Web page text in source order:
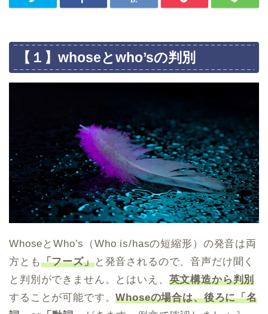
【１】whoseとwho’sの判別
WhoseとWho’s（Who is/hasの短縮形）の発音は両
方とも「フーズ」と発音されるので、音声だけ聞く
と判別ができません。とはいえ、 英文構造から判別
することが可能です。Whoseの場合は、後ろに「名